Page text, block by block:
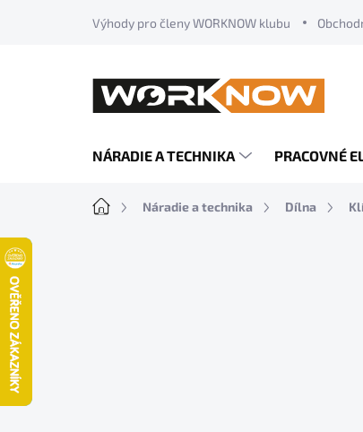
Výhody pro členy WORKNOW klubu
NÁRADIE A TECHNIKA PRACOVNÉ
DomovNáradie a technika Dílna